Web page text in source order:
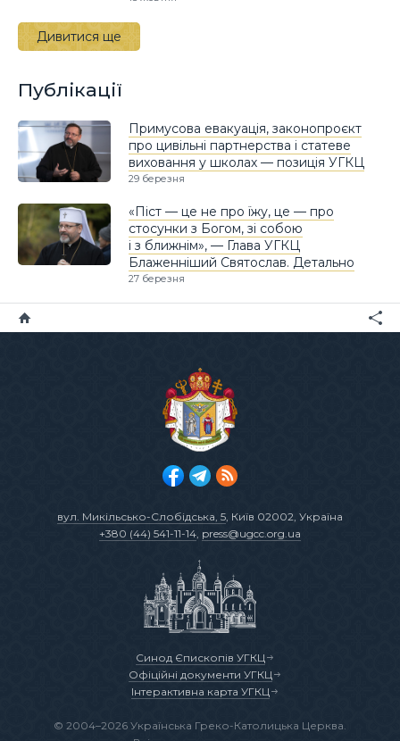
Дивитися ще
Публікації
Примусова евакуація, законопроєкт
про цивільні партнерства і статеве
виховання у школах — позиція УГКЦ
29 березня
«Піст — це не про їжу, це — про
стосунки з Богом, зі собою
і з ближнім», — Глава УГКЦ
Блаженніший Святослав. Детально
27 березня
вул. Микільсько-Слобідська, 5, Київ 02002, Україна
+380 (44) 541-11-14, press@ugcc.org.ua
Синод Єпископів УГКЦ
Офіційні документи УГКЦ
Інтерактивна карта УГКЦ
© 2004–2026 Українська Греко-Католицька Церква.